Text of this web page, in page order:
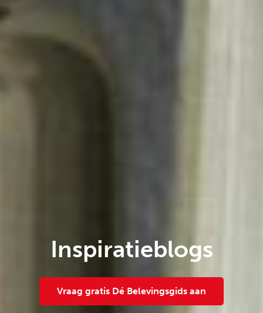
Inspiratieblogs
Vraag gratis Dé Belevingsgids aan